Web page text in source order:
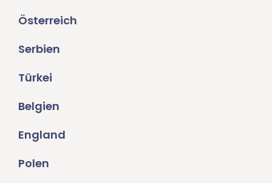
Österreich
Serbien
Türkei
Belgien
England
Polen